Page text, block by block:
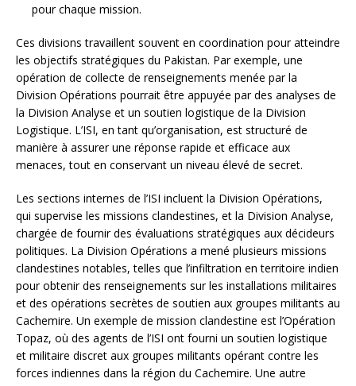
pour chaque mission.
Ces divisions travaillent souvent en coordination pour atteindre
les objectifs stratégiques du Pakistan. Par exemple, une
opération de collecte de renseignements menée par la
Division Opérations pourrait être appuyée par des analyses de
la Division Analyse et un soutien logistique de la Division
Logistique. L’ISI, en tant qu’organisation, est structuré de
manière à assurer une réponse rapide et efficace aux
menaces, tout en conservant un niveau élevé de secret.
Les sections internes de l’ISI incluent la Division Opérations,
qui supervise les missions clandestines, et la Division Analyse,
chargée de fournir des évaluations stratégiques aux décideurs
politiques. La Division Opérations a mené plusieurs missions
clandestines notables, telles que l’infiltration en territoire indien
pour obtenir des renseignements sur les installations militaires
et des opérations secrètes de soutien aux groupes militants au
Cachemire. Un exemple de mission clandestine est l’Opération
Topaz, où des agents de l’ISI ont fourni un soutien logistique
et militaire discret aux groupes militants opérant contre les
forces indiennes dans la région du Cachemire. Une autre